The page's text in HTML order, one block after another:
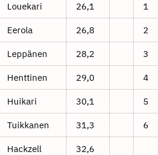
Louekari 26,1 1
Eerola 26,8 2
Leppänen 28,2 3
Henttinen 29,0 4
Huikari 30,1 5
Tuikkanen 31,3 6
Hackzell 32,6